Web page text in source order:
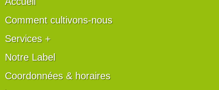
Comment cultivons-nous
Services +
Notre Label
Coordonnées & horaires